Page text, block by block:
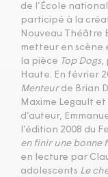
de l’École
participé à la
Nouveau Théâtre
metteur en scène
la pièce Top Dogs,
Haute. En février
Menteurde Brian
Maxime Legault
d’auteur,
l’édition 2008 du
en finir une bonne
en lecture par
adolescents Le